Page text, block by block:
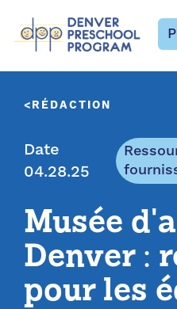
RÉDACTION
Date
04.28.25
Musée
Denver :
pour les